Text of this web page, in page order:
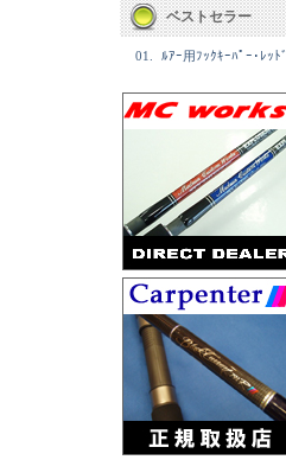
ベストセラー
01. ﾙｱｰ用ﾌｯｸｷｰﾊﾟｰ･ﾚｯﾄﾞ